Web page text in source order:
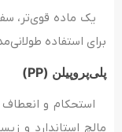
یک ماده قوی‌تر،
برای استفاده
پلی‌پروپیلن (PP
)
استحکام و انعطاف
مالچ استاندارد و